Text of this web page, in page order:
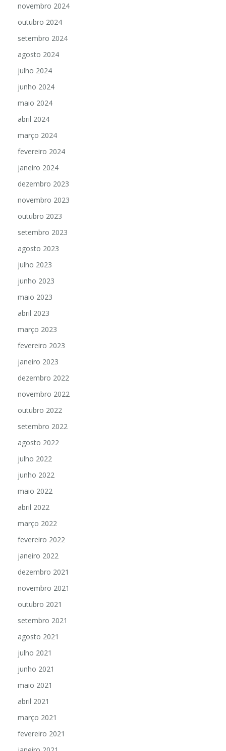
novembro 2024
outubro 2024
setembro 2024
agosto 2024
julho 2024
junho 2024
maio 2024
abril 2024
março 2024
fevereiro 2024
janeiro 2024
dezembro 2023
novembro 2023
outubro 2023
setembro 2023
agosto 2023
julho 2023
junho 2023
maio 2023
abril 2023
março 2023
fevereiro 2023
janeiro 2023
dezembro 2022
novembro 2022
outubro 2022
setembro 2022
agosto 2022
julho 2022
junho 2022
maio 2022
abril 2022
março 2022
fevereiro 2022
janeiro 2022
dezembro 2021
novembro 2021
outubro 2021
setembro 2021
agosto 2021
julho 2021
junho 2021
maio 2021
abril 2021
março 2021
fevereiro 2021